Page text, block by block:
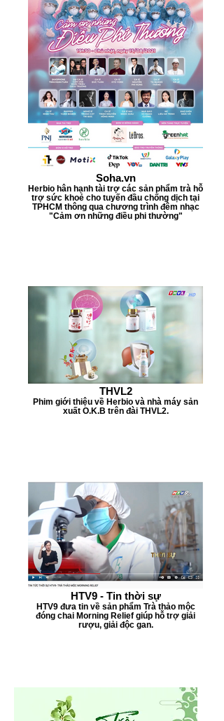
Soha.vn
Herbio hân hạnh tài trợ các sản phẩm trà hỗ
trợ sức khoẻ cho tuyến đầu chống dịch tại
TPHCM thông qua chương trình đêm nhạc
"Cảm ơn những điều phi thường"
THVL2
Phim giới thiệu về Herbio và nhà máy sản
xuất O.K.B trên đài THVL2.
HTV9 - Tin thời sự
HTV9 đưa tin về sản phẩm Trà thảo mộc
đóng chai Morning Relief giúp hỗ trợ giải
rượu, giải độc gan.